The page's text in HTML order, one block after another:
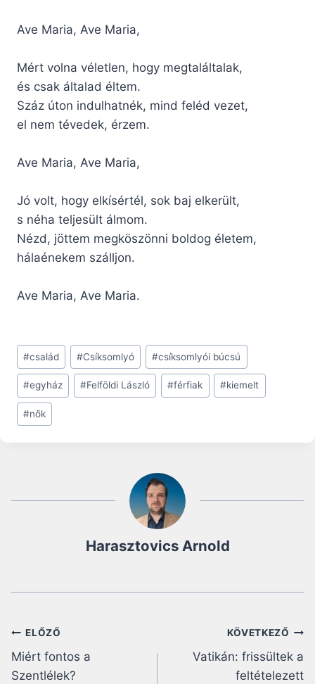
Ave Maria, Ave Maria,
Mért volna véletlen, hogy megtaláltalak,
és csak általad éltem.
Száz úton indulhatnék, mind feléd vezet,
el nem tévedek, érzem.
Ave Maria, Ave Maria,
Jó volt, hogy elkísértél, sok baj elkerült,
s néha teljesült álmom.
Nézd, jöttem megköszönni boldog életem,
hálaénekem szálljon.
Ave Maria, Ave Maria.
Post
Tags:
#család #Csíksomlyó #csíksomlyói búcsú
#egyház #Felföldi László #férfiak #kiemelt
#nők
Harasztovics Arnold
Bejegyzés
navigáció
ELŐZŐ
Miért fontos a
Szentlélek?
KÖVETKEZŐ
Vatikán: frissültek a
feltételezett